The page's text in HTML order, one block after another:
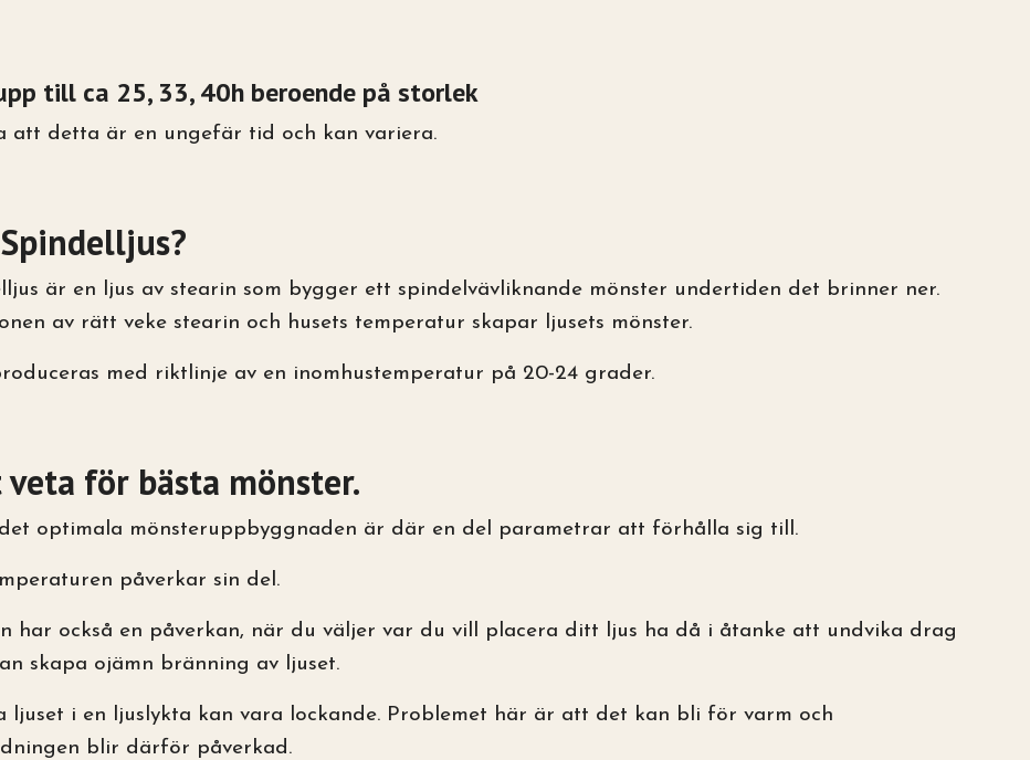
till ca 25, 33, 40h beroende på storlek
att detta är en ungefär tid och kan variera.
är en ljus av stearin som bygger ett spindelvävliknande mönster undertiden det brinner ner.
av rätt veke stearin och husets temperatur skapar ljusets mönster.
med riktlinje av en inomhustemperatur på 20-24 grader.
för bästa mönster.
optimala mönsteruppbyggnaden är där en del parametrar att förhålla sig till.
påverkar sin del.
har också en påverkan, när du väljer var du vill placera ditt ljus ha då i åtanke att undvika drag
skapa ojämn bränning av ljuset.
ljuset i en ljuslykta kan vara lockande. Problemet här är att det kan bli för varm och
blir därför påverkad.